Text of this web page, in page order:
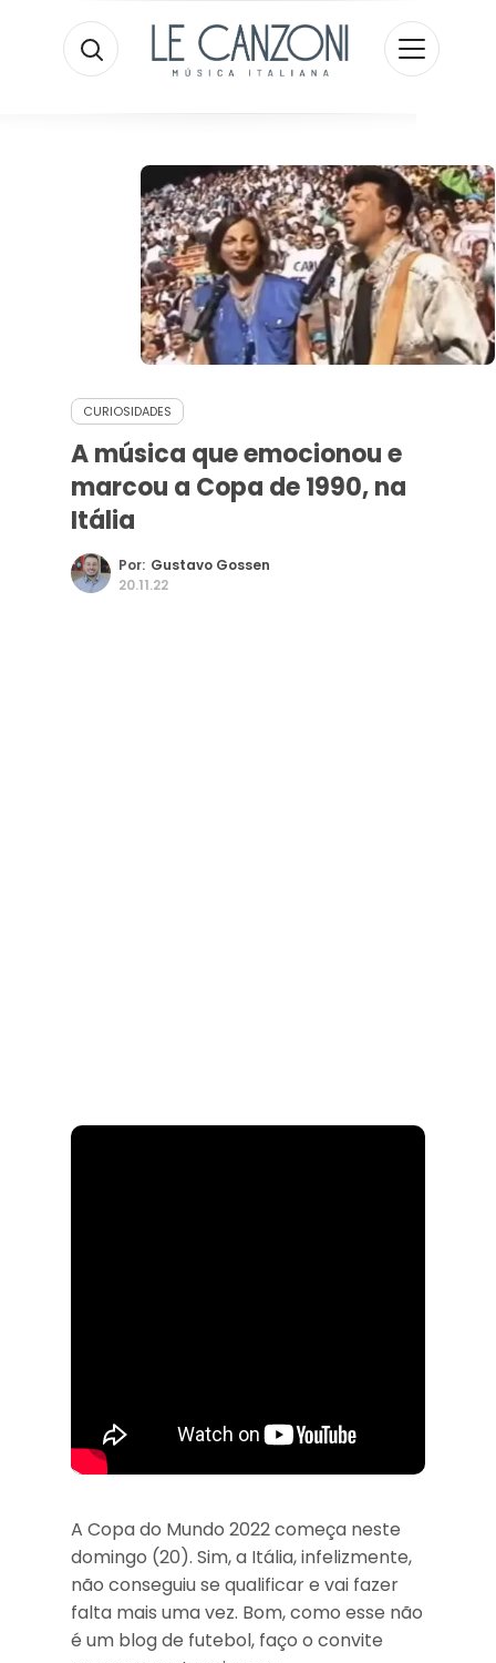
CURIOSIDADES
A música que emocionou e
marcou a Copa de 1990, na
Itália
Por: Gustavo Gossen
20.11.22
A Copa do Mundo 2022 começa neste
domingo (20). Sim, a Itália, infelizmente,
não conseguiu se qualificar e vai fazer
falta mais uma vez. Bom, como esse não
é um blog de futebol, faço o convite